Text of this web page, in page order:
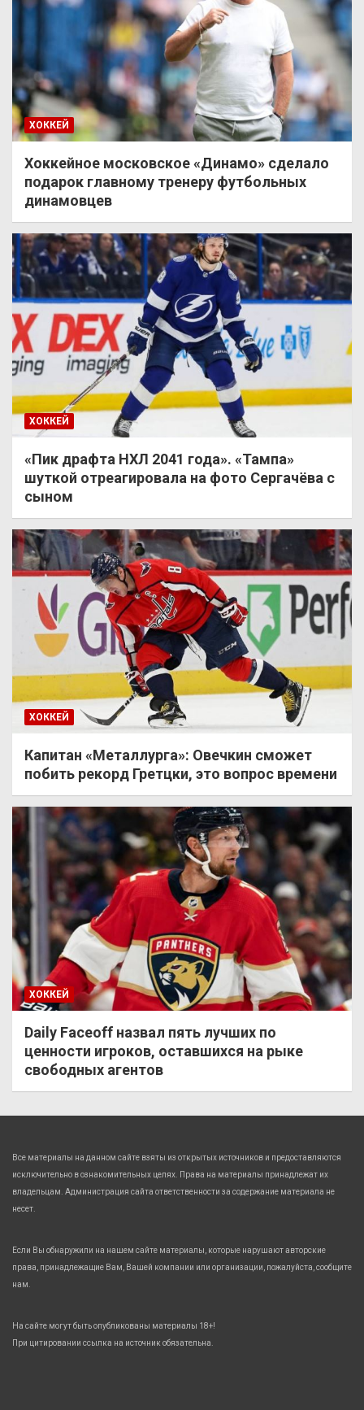
ХОККЕЙ
Хоккейное московское «Динамо» сделало
подарок главному тренеру футбольных
динамовцев
ХОККЕЙ
«Пик драфта НХЛ 2041 года». «Тампа»
шуткой отреагировала на фото Сергачёва с
сыном
ХОККЕЙ
Капитан «Металлурга»: Овечкин сможет
побить рекорд Гретцки, это вопрос времени
ХОККЕЙ
Daily Faceoff назвал пять лучших по
ценности игроков, оставшихся на рыке
свободных агентов
Все материалы на данном сайте взяты из открытых источников и предоставляются
исключительно в ознакомительных целях. Права на материалы принадлежат их
владельцам. Администрация сайта ответственности за содержание материала не
несет.
Если Вы обнаружили на нашем сайте материалы, которые нарушают авторские
права, принадлежащие Вам, Вашей компании или организации, пожалуйста, сообщите
нам.
На сайте могут быть опубликованы материалы 18+!
При цитировании ссылка на источник обязательна.